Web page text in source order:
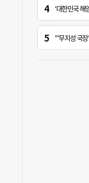
‘대한민국 해
"'무지성 국장'만